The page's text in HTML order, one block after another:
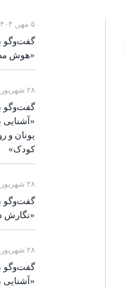
۵ مهر, ۱۴۰۴
گفت‌وگو
«هوش
۲۸ شهریور, ۱۴۰۴
گفت‌وگو
«آشنایی
یونان و
کودک»
۲۸ شهریور, ۱۴۰۴
گفت‌وگو
«نگارش
۲۸ شهریور, ۱۴۰۴
گفت‌وگو
«آشنایی